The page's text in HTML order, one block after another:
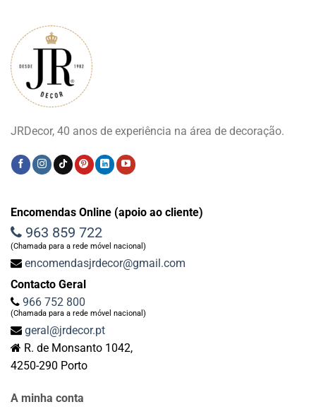
JRDecor, 40 anos de experiência na área de decoração.
A minha conta
Encomendas Online (apoio ao cliente)
963 859 722
(Chamada para a rede móvel nacional)
encomendasjrdecor@gmail.com
Contacto Geral
966 752 800
(Chamada para a rede móvel nacional)
geral@jrdecor.pt
R. de Monsanto 1042,
4250-290 Porto